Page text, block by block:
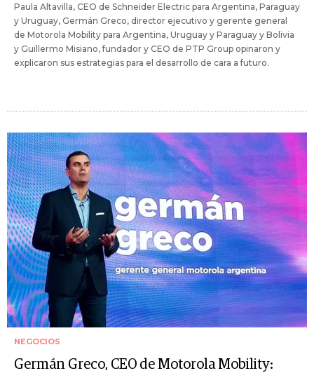
Paula Altavilla, CEO de Schneider Electric para Argentina, Paraguay
y Uruguay, Germán Greco, director ejecutivo y gerente general
de Motorola Mobility para Argentina, Uruguay y Paraguay y Bolivia
y Guillermo Misiano, fundador y CEO de PTP Group opinaron y
explicaron sus estrategias para el desarrollo de cara a futuro.
NEGOCIOS
Germán Greco, CEO de Motorola Mobility: